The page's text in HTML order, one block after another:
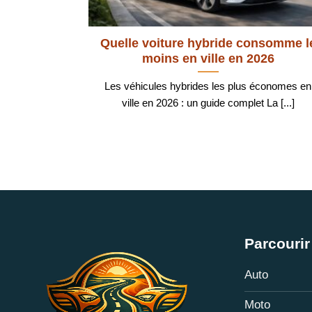
Quelle voiture hybride consomme
moins en ville en 2026
Les véhicules hybrides les plus économes en
ville en 2026 : un guide complet La [...]
Auto
Moto